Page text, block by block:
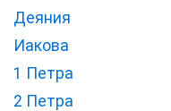
Деяния
Иакова
1 Петра
2 Петра